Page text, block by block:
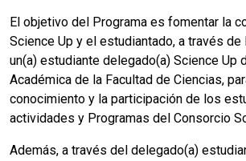
El objetivo del Programa es fomentar la
Science Up y el estudiantado, a través
un(a) estudiante delegado(a) Science Up
Académica de la Facultad de Ciencias,
conocimiento y la participación de los
actividades y Programas del Consorcio
Además, a través del delegado(a)